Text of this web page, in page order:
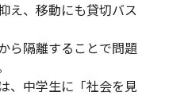
え、移動にも貸切バス
ら隔離することで問題
、中学生に「社会を見